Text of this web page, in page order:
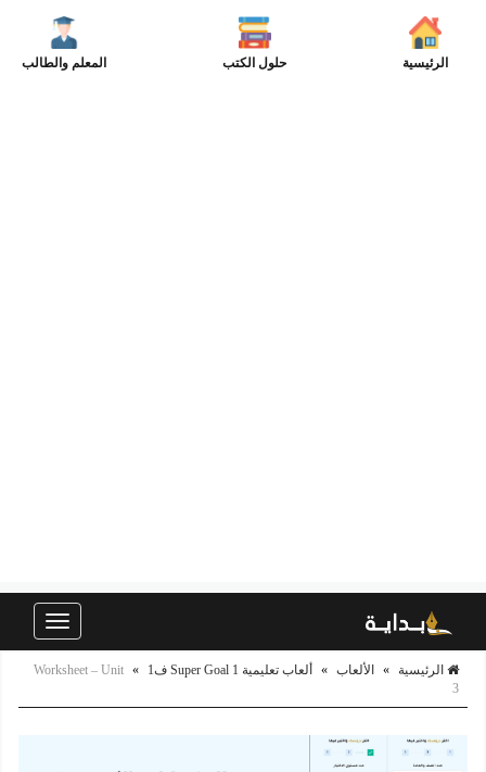
الرئيسية حلول الكتب المعلم والطالب
Toggle
الرئيسية » الألعاب » ألعاب تعليمية Super Goal 1 ف1 »
Worksheet – Unit
3